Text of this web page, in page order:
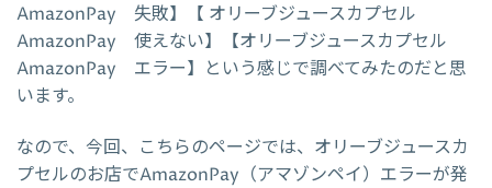
AmazonPay 失敗】【 オリーブジュースカプセル
AmazonPay 使えない】【オリーブジュースカプセル
AmazonPay エラー】という感じで調べてみたのだと思
います。
なので、今回、こちらのページでは、オリーブジュースカ
プセルのお店でAmazonPay（アマゾンペイ）エラーが発